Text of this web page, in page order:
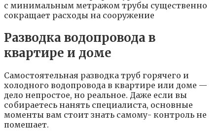
с минимальным метражом трубы существенно
сокращает расходы на сооружение
Разводка водопровода в
квартире и доме
Самостоятельная разводка труб горячего и
холодного водопровода в квартире или доме —
дело непростое, но реальное. Даже если вы
собираетесь нанять специалиста, основные
моменты вам стоит знать самому- контроль не
помешает.